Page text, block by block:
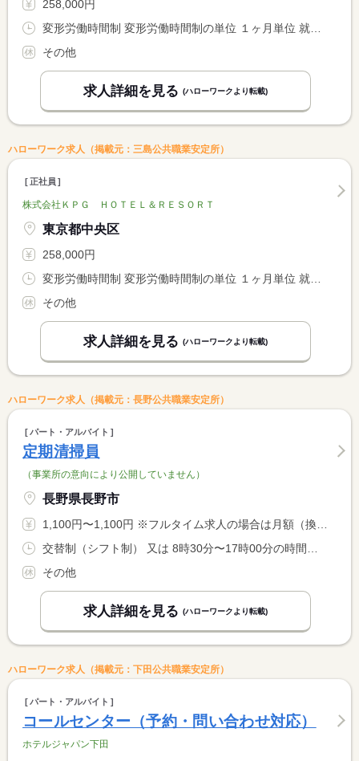
258,000円
その他
求人詳細を見る (ハローワークより転載)
ハローワーク求人（掲載元：三島公共職業安定所）
正社員
株式会社ＫＰＧ ＨＯＴＥＬ＆ＲＥＳＯＲＴ
東京都中央区
258,000円
その他
求人詳細を見る (ハローワークより転載)
ハローワーク求人（掲載元：長野公共職業安定所）
パート・アルバイト
定期清掃員
（事業所の意向により公開していません）
長野県長野市
1,100円〜1,100円 ※フルタイム求人の場合は月額（換算額）、パート求人の場合は時間額を表示しています。
その他
求人詳細を見る (ハローワークより転載)
ハローワーク求人（掲載元：下田公共職業安定所）
パート・アルバイト
コールセンター（予約・問い合わせ対応）
ホテルジャパン下田